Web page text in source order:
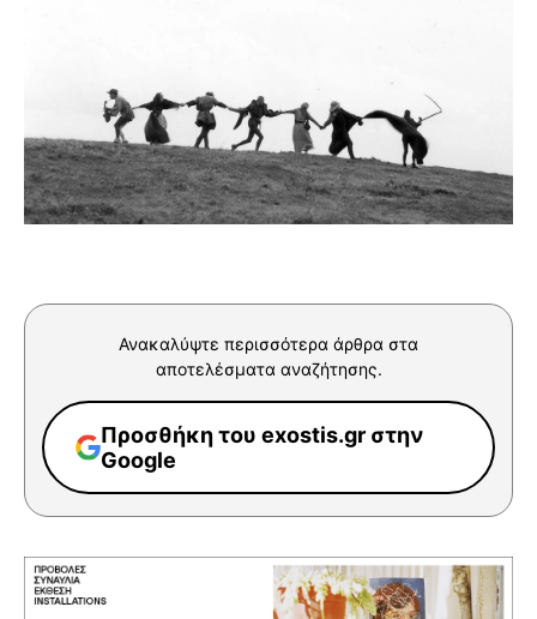
Ανακαλύψτε περισσότερα άρθρα στα
αποτελέσματα αναζήτησης.
Προσθήκη του exostis.gr στην
Google